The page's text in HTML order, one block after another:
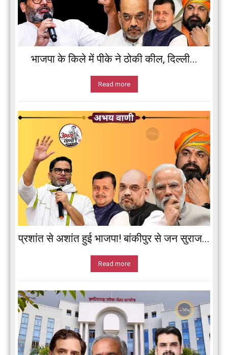
भाजपा के किले में पीके ने ठोकी कील, दिल्ली...
Read more
प्रशांत से अशांत हुई भाजपा! बांकीपुर से जन सुराज...
Read more